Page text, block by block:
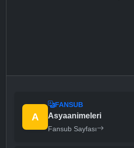
A
FANSUB
Asyaanimeleri
Fansub Sayfası